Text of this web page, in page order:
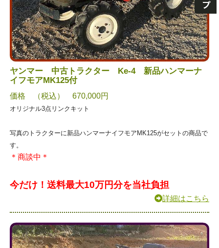
ヤンマー 中古トラクター Ke-4 新品ハンマーナ
イフモアMK125付
価格 （税込） 670,000円
オリジナル3点リンクキット
写真のトラクターに新品ハンマーナイフモアMK125がセットの商品で
す。
＊商談中＊
今だけ！送料最大10万円分を当社負担
詳細はこちら